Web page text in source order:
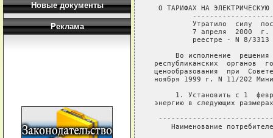
Новые документы
Реклама
О ТАРИФАХ НА
Утратило  силу
7 апреля  2000
реестре - N 8/
Во исполнение
республиканских  органов
ценообразования  при
ноября 1999 г. N 11/202
1. Установить с 1
энергию в следующих
Наименование